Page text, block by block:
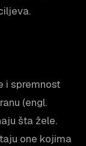
i spremnost
(engl.
šta žele.
one kojima